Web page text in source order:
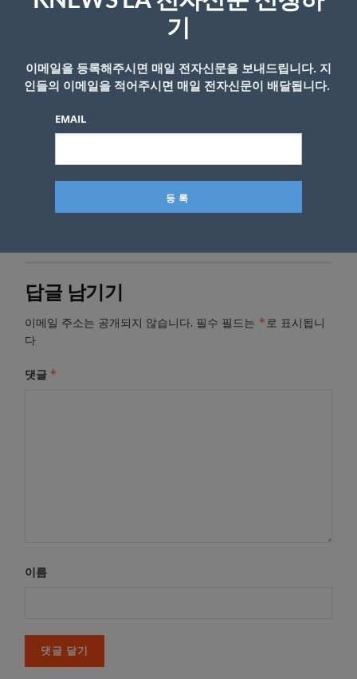
유일하게 총장과 부총장 모두 한인이 이끄는 대
<김상목 기자>
답글 남기기
이메일 주소는 공개되지 않습니다. 필수 필드는 *로 표시됩니
다
댓글 *
이름
기
이메일을 등록해주시면 매일 전자신문을 보내드립니다. 지
인들의 이메일을 적어주시면 매일 전자신문이 배달됩니다.
EMAIL